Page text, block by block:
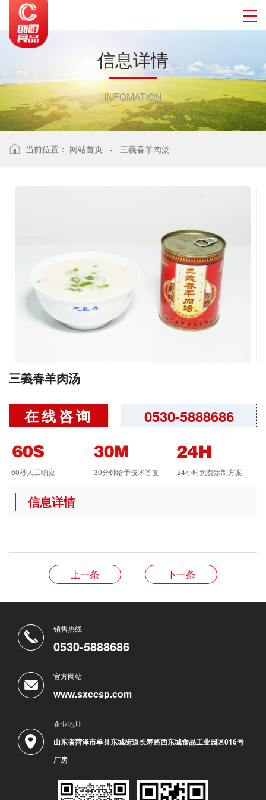
信息详情
INFOMATION
当前位置： 网站首页 - 三義春羊肉汤
三義春羊肉汤
在线咨询 0530-5888686
60秒人工响应 30分钟给予技术答复 24小时免费定制方案
信息详情
上一条 下一条
销售热线
0530-5888686
官方网站
www.sxccsp.com
企业地址
山东省菏泽市单县东城街道长寿路西东城食品工业园区016号
厂房